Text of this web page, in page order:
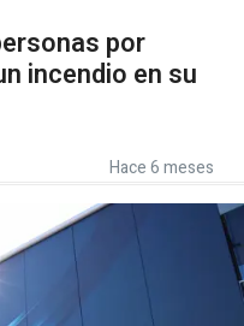
por
incendio en su
Hace 6 meses